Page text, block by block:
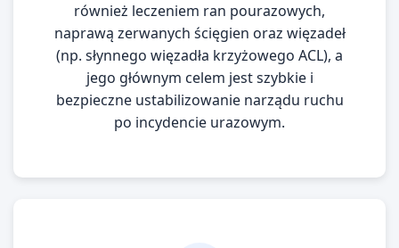
również leczeniem ran pourazowych,
naprawą zerwanych ścięgien oraz więzadeł
(np. słynnego więzadła krzyżowego ACL), a
jego głównym celem jest szybkie i
bezpieczne ustabilizowanie narządu ruchu
po incydencie urazowym.